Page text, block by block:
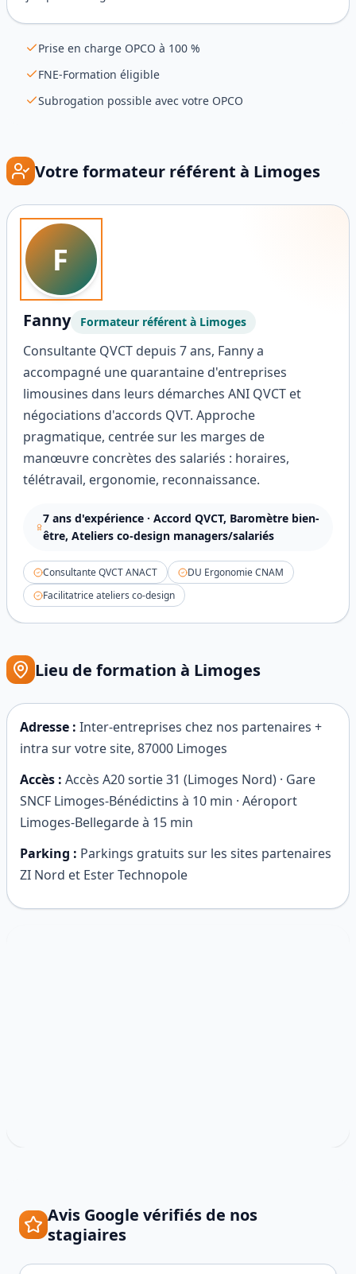
Prise en charge OPCO à 100 %
FNE-Formation éligible
Subrogation possible avec votre OPCO
Votre formateur référent à Limoges
F
Fanny Formateur référent à Limoges
Consultante QVCT depuis 7 ans, Fanny a
accompagné une quarantaine d'entreprises
limousines dans leurs démarches ANI QVCT et
négociations d'accords QVT. Approche
pragmatique, centrée sur les marges de
manœuvre concrètes des salariés : horaires,
télétravail, ergonomie, reconnaissance.
7ans d'expérience · Accord QVCT, Baromètre bien-
être, Ateliers co-design managers/salariés
Consultante QVCT ANACT
DU Ergonomie CNAM
Facilitatrice ateliers co-design
Lieu de formation à Limoges
Adresse : Inter-entreprises chez nos partenaires +
intra sur votre site, 87000 Limoges
Accès : Accès A20 sortie 31 (Limoges Nord) · Gare
SNCF Limoges-Bénédictins à 10 min · Aéroport
Limoges-Bellegarde à 15 min
Parking : Parkings gratuits sur les sites partenaires
ZI Nord et Ester Technopole
Avis Google vérifiés de nos
stagiaires